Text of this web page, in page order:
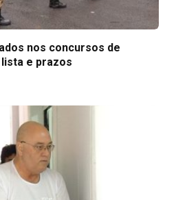
nos concursos de
e prazos